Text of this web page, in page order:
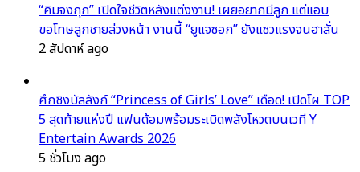
“คิมจงกุก” เปิดใจชีวิตหลังแต่งงาน! เผยอยากมีลูก แต่แอบ
ขอโทษลูกชายล่วงหน้า งานนี้ “ยูแจซอก” ยังแซวแรงจนฮาลั่น
2 สัปดาห์ ago
ศึกชิงบัลลังก์ “Princess of Girls’ Love” เดือด! เปิดโผ TOP
5 สุดท้ายแห่งปี แฟนด้อมพร้อมระเบิดพลังโหวตบนเวที Y
Entertain Awards 2026
5 ชั่วโมง ago